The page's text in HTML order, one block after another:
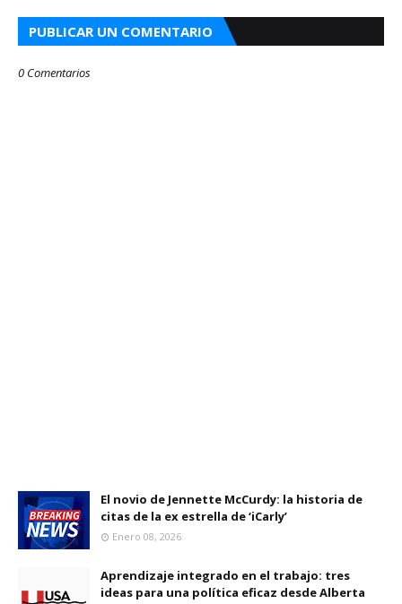
PUBLICAR UN COMENTARIO
0 Comentarios
El novio de Jennette McCurdy: la historia de
citas de la ex estrella de ‘iCarly’
Enero 08, 2026
Aprendizaje integrado en el trabajo: tres
ideas para una política eficaz desde Alberta